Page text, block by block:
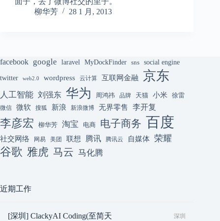
柳华芳
28 1 月, 2013
facebook google laravel MyDockFinder sns social engine
twitter web2.0 wordpress 云计算 互联网金融 京东
人工智能 刘强东 华为 周鸿祎 品牌 天猫 小米 徐雷
微信 微软 搜狐 新浪 新浪微博 无界零售 李开复
李彦宏 柳华芳 淘宝 电商 电子商务 百度
社交网络 网易 美团 联想 腾讯 腾讯云 自媒体 荣耀
谷歌 雅虎 马云 马化腾
近期工作
[深圳] ClackyAI Coding(至简天
深圳